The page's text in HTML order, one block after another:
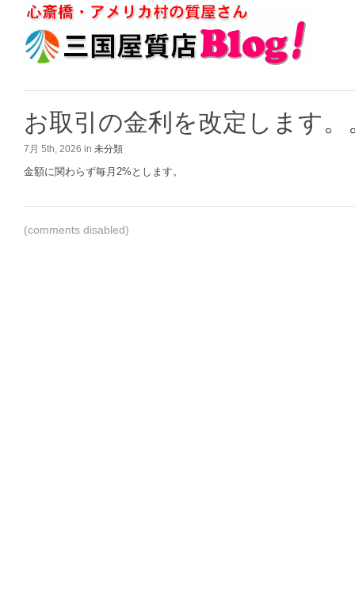
お取引の金利を改定します。
7月 5th, 2026 in 未分類
金額に関わらず毎月2%とします。
(comments disabled)